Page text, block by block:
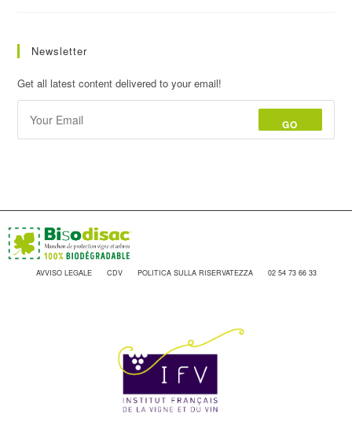
Newsletter
Get all latest content delivered to your email!
GO
AVVISO LEGALE CDV POLITICA SULLA RISERVATEZZA 02 54 73 66 33